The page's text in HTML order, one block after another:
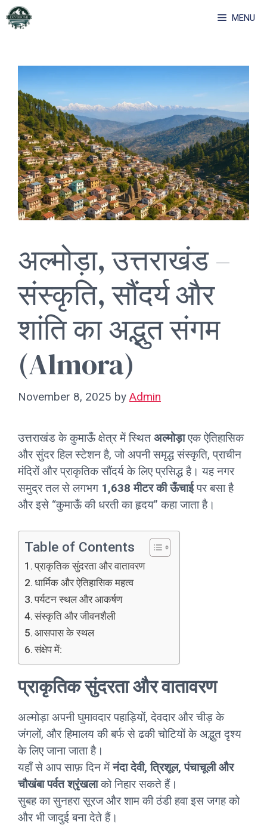
Skip
to
MENU
अल्मोड़ा, उत्तराखंड –
संस्कृति, सौंदर्य और
शांति का अद्भुत संगम
(Almora)
November 8, 2025 by Admin
उत्तराखंड के कुमाऊँ क्षेत्र में स्थित अल्मोड़ाएक ऐतिहासिक
और सुंदर हिल स्टेशन है, जो अपनी समृद्ध संस्कृति, प्राचीन
मंदिरों और प्राकृतिक सौंदर्य के लिए प्रसिद्ध है। यह नगर
समुद्र तल से लगभग 1,638 मीटर की ऊँचाईपर बसा है
और इसे “कुमाऊँ की धरती का हृदय” कहा जाता है।
Table of Contents
प्राकृतिक सुंदरता और वातावरण
धार्मिक और ऐतिहासिक महत्व
पर्यटन स्थल और आकर्षण
संस्कृति और जीवनशैली
आसपास के स्थल
संक्षेप में:
प्राकृतिक सुंदरता और वातावरण
अल्मोड़ा अपनी घुमावदार पहाड़ियों, देवदार और चीड़ के
जंगलों, और हिमालय की बर्फ से ढकी चोटियों के अद्भुत दृश्य
के लिए जाना जाता है।
यहाँ से आप साफ़ दिन मेंनंदा देवी, त्रिशूल, पंचाचूली और
चौखंबा पर्वत श्रृंखलाको निहार सकते हैं।
सुबह का सुनहरा सूरज और शाम की ठंडी हवा इस जगह को
और भी जादुई बना देते हैं।